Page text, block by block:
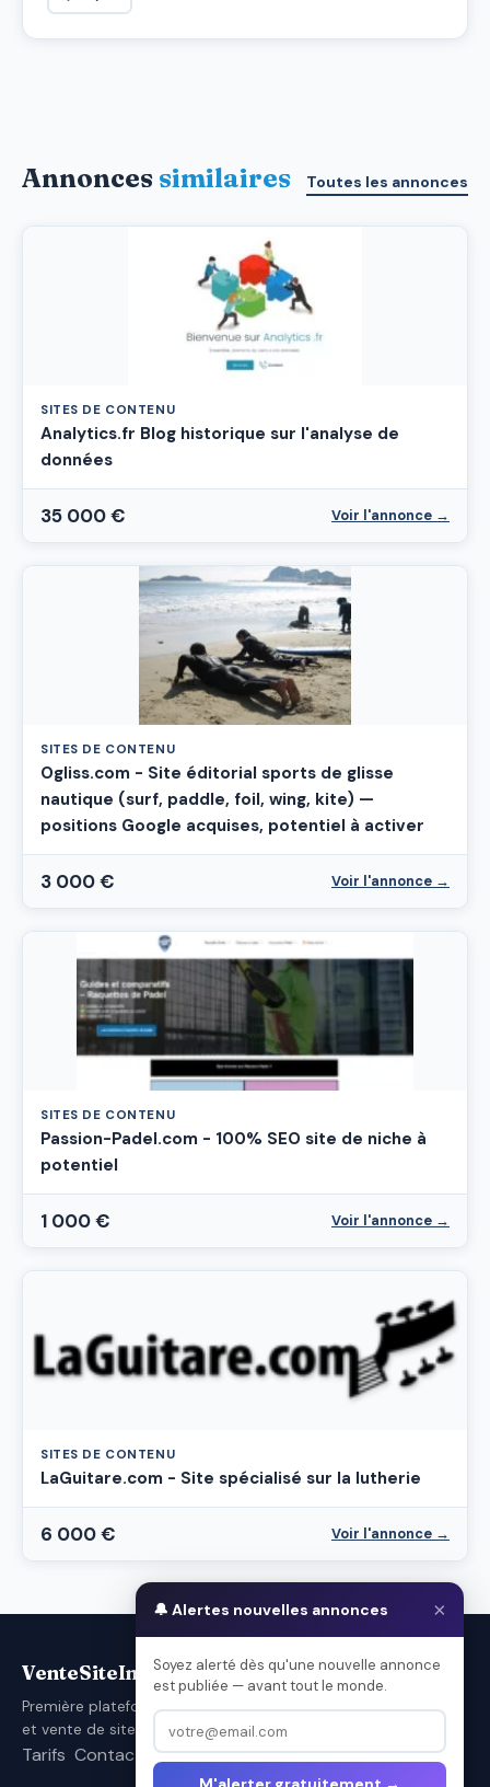
Annonces similaires Toutes les annonces
SITES DE CONTENU
Analytics.fr Blog historique sur l'analyse de
données
35 000 € Voir l'annonce →
SITES DE CONTENU
Ogliss.com - Site éditorial sports de glisse
nautique (surf, paddle, foil, wing, kite) —
positions Google acquises, potentiel à activer
3 000 € Voir l'annonce →
SITES DE CONTENU
Passion-Padel.com - 100% SEO site de niche à
potentiel
1 000 € Voir l'annonce →
SITES DE CONTENU
LaGuitare.com - Site spécialisé sur la lutherie
6 000 € Voir l'annonce →
🔔 Alertes nouvelles annonces ×
Soyez alerté dès qu'une nouvelle annonce
est publiée — avant tout le monde.
VenteSiteInternet.com
Première plateforme française d'achat
et vente de sites internet.
Tarifs Contact Conditions d’utilisation